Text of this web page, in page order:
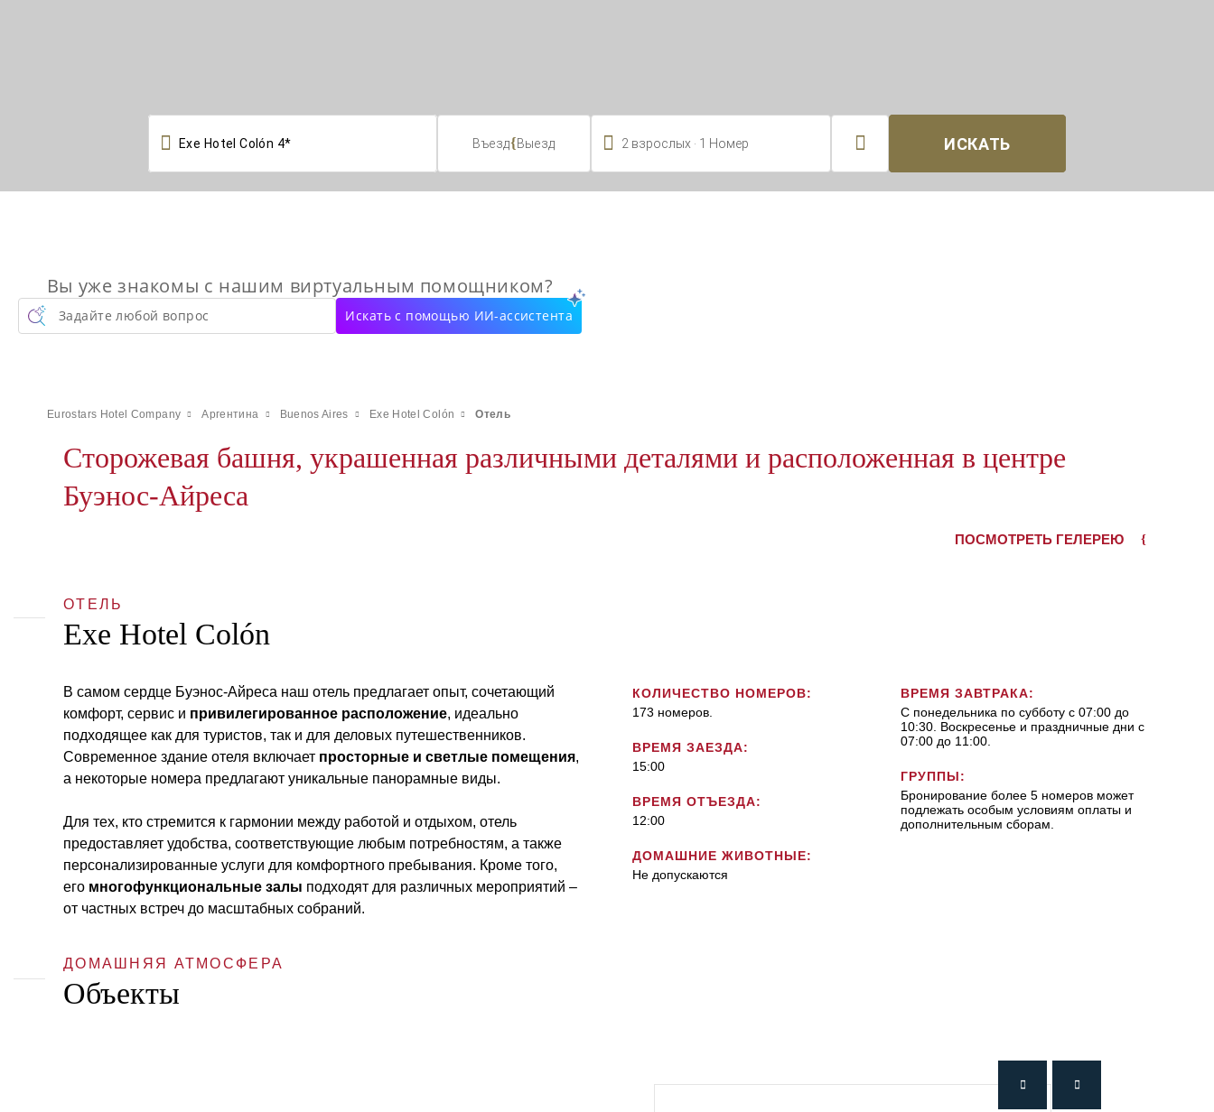
 Въезд{Выезд  2 взрослых 1 Номер  ИСКАТЬ
Вы уже знакомы с нашим виртуальным помощником?
Задайте любой вопрос Искать с помощью ИИ-ассистента
Eurostars Hotel Company Аргентина Buenos Aires Exe Hotel Colón Отель
Сторожевая башня, украшенная различными деталями и расположенная в центре
Буэнос-Айреса
ПОСМОТРЕТЬ ГЕЛЕРЕЮ
ОТЕЛЬ
Exe Hotel Colón
В самом сердце Буэнос-Айреса наш отель предлагает опыт, сочетающий
комфорт, сервис и привилегированное расположение, идеально
подходящее как для туристов, так и для деловых путешественников.
Современное здание отеля включает просторные и светлые помещения,
а некоторые номера предлагают уникальные панорамные виды.
Для тех, кто стремится к гармонии между работой и отдыхом, отель
предоставляет удобства, соответствующие любым потребностям, а также
персонализированные услуги для комфортного пребывания. Кроме того,
его многофункциональные залы подходят для различных мероприятий –
от частных встреч до масштабных собраний.
КОЛИЧЕСТВО НОМЕРОВ:
173 номеров.
ВРЕМЯ ЗАЕЗДА:
15:00
ВРЕМЯ ОТЪЕЗДА:
12:00
ДОМАШНИЕ ЖИВОТНЫЕ:
Не допускаются
ВРЕМЯ ЗАВТРАКА:
С понедельника по субботу с 07:00 до
10:30. Воскресенье и праздничные дни с
07:00 до 11:00.
ГРУППЫ:
Бронирование более 5 номеров может
подлежать особым условиям оплаты и
дополнительным сборам.
ДОМАШНЯЯ АТМОСФЕРА
Объекты